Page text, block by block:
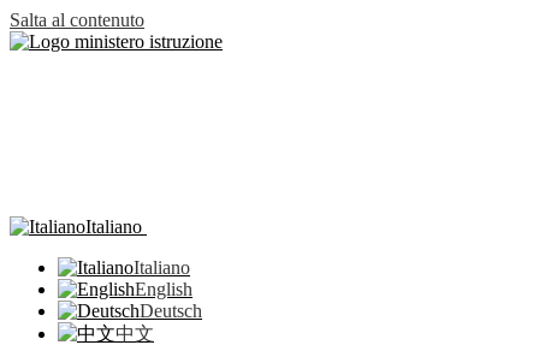
Salta al contenuto
Italiano
Italiano
English
Deutsch
中文